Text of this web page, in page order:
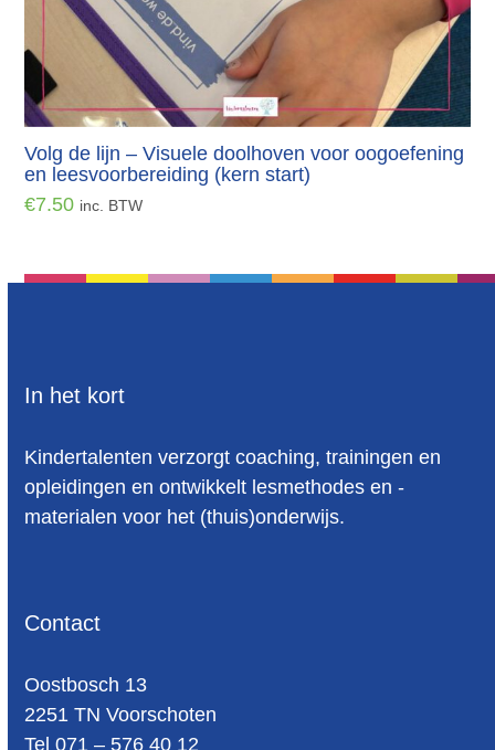
Volg de lijn – Visuele doolhoven voor oogoefening
en leesvoorbereiding (kern start)
€7.50 inc. BTW
In het kort
Kindertalenten verzorgt coaching, trainingen en
opleidingen en ontwikkelt lesmethodes en -
materialen voor het (thuis)onderwijs.
Contact
Oost­bosch 13
2251 TN Voorschoten
Tel 071 – 576 40 12